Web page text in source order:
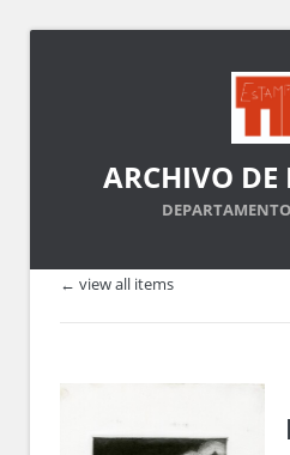
ARCHIVO DE
← view all items